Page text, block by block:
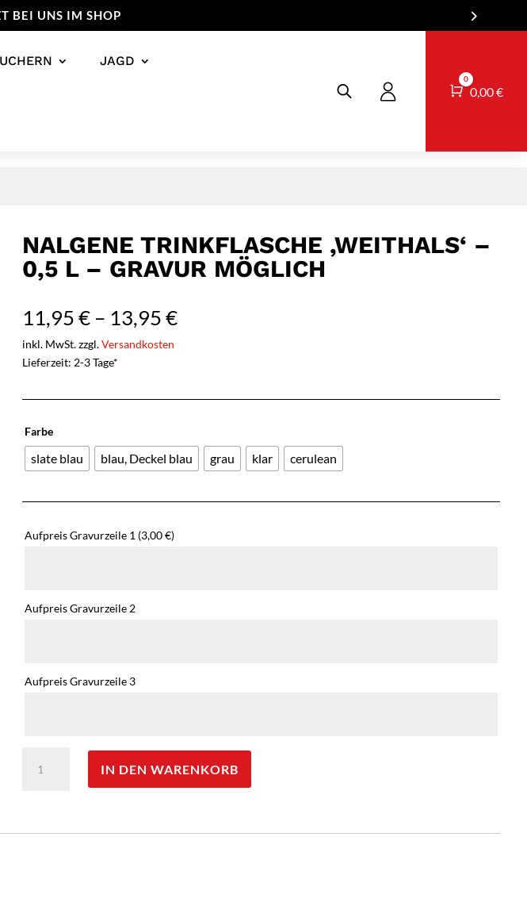
BEI UNS IM SHOP
JAGD
Warenkorb
0
0,00€
NALGENE TRINKFLASCHE ‚WEITHALS‘ –
0,5 L – GRAVUR MÖGLICH
11,95€ – 13,95€
inkl. MwSt. zzgl.Versandkosten
Lieferzeit: 2-3 Tage*
Farbe
slate blau blau, Deckel blau grau klar cerulean
Aufpreis Gravurzeile 1 (3,00 €)
Aufpreis Gravurzeile 2
Aufpreis Gravurzeile 3
Trinkflasche
IN DEN WARENKORB